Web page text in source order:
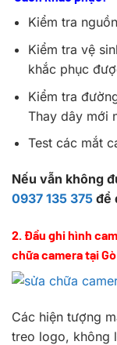
Kiểm tra
Kiểm tra vệ
khắc phục
Kiểm tra
Thay dây mới
Test các mắt
Nếu vẫn không
0937 135 375 để
2. Đầu ghi hình
chữa camera tại Gò
Các hiện tượng
treo logo, không